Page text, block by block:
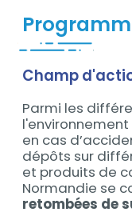
Contenu
Champ
Parmi les
en cas
dépôts sur
et produits de
Normandie se
retombées de